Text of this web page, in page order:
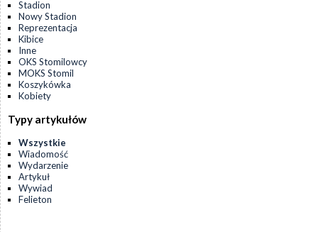
Stadion
Nowy Stadion
Reprezentacja
Kibice
Inne
OKS Stomilowcy
MOKS Stomil
Koszykówka
Kobiety
Typy artykułów
Wszystkie
Wiadomość
Wydarzenie
Artykuł
Wywiad
Felieton